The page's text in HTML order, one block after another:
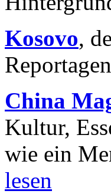
Kosovo,
China
Kultur,
wie ein
lesen